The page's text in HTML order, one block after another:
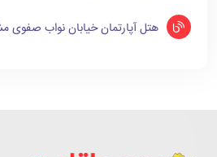
هتل آپارتمان خیابان نواب صفوی